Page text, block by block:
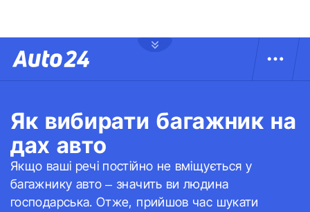
Як вибирати багажник на
дах авто
Якщо ваші речі постійно не вміщується у
багажнику авто – значить ви людина
господарська. Отже, прийшов час шукати